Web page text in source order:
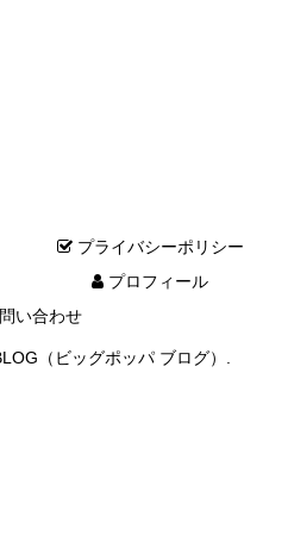
プライバシーポリシー
プロフィール
い合わせ
（ビッグポッパ ブログ）.